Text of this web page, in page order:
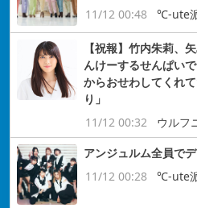
11/12 00:48
℃-ute
【祝報】竹内朱莉、
んけーするせんぱい
からおせわしてくれ
り」
11/12 00:32
ウルフ
アンジュルム全員で
11/12 00:28
℃-ute